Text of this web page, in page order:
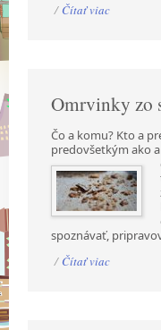
/ Čítať viac
Omrvinky zo
Čo a komu? Kto a
predovšetkým ako
spoznávať,
/ Čítať viac